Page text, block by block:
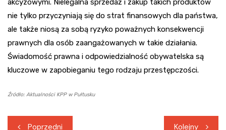
akcyzowymi. Nielegalna sprzedaż i zakup takich produktów
nie tylko przyczyniają się do strat finansowych dla państwa,
ale także niosą za sobą ryzyko poważnych konsekwencji
prawnych dla osób zaangażowanych w takie działania.
Świadomość prawna i odpowiedzialność obywatelska są
kluczowe w zapobieganiu tego rodzaju przestępczości.
Źródło: Aktualności KPP w Pułtusku
Nawigacja
Poprzedni Kolejny